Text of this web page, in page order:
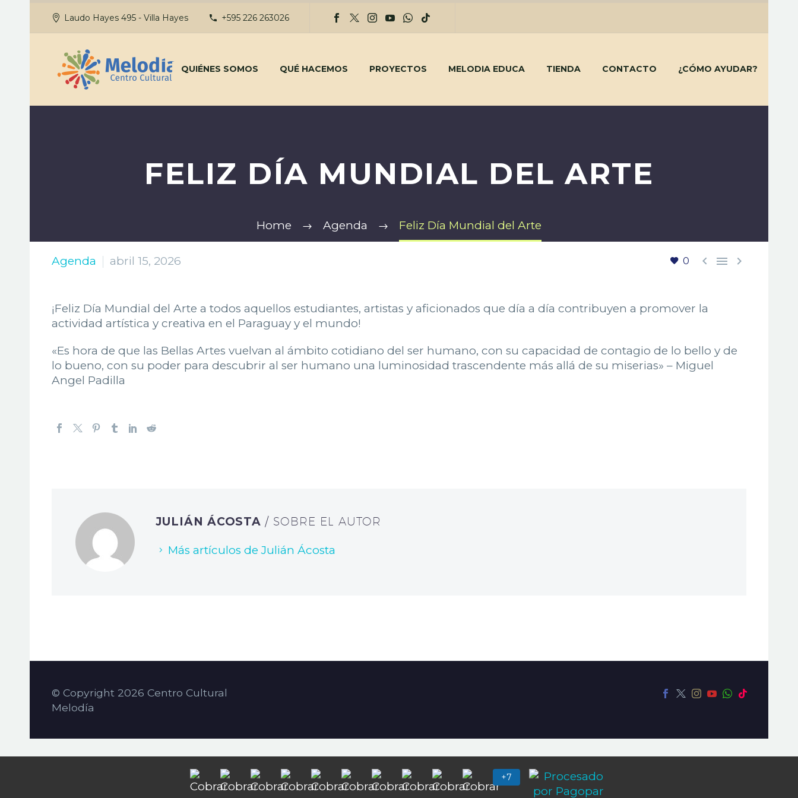
Laudo Hayes 495 - Villa Hayes +595 226 263026
QUIÉNES SOMOS QUÉ HACEMOS PROYECTOS MELODIA EDUCA TIENDA CONTACTO ¿CÓMO AYUDAR?
FELIZ DÍA MUNDIAL DEL ARTE
Home Agenda Feliz Día Mundial del Arte
0   
Agenda abril 15, 2026
¡Feliz Día Mundial del Arte a todos aquellos estudiantes, artistas y aficionados que día a día contribuyen a promover la
actividad artística y creativa en el Paraguay y el mundo!
«Es hora de que las Bellas Artes vuelvan al ámbito cotidiano del ser humano, con su capacidad de contagio de lo bello y de
lo bueno, con su poder para descubrir al ser humano una luminosidad trascendente más allá de su miserias» – Miguel
Angel Padilla
JULIÁN ÁCOSTA/ SOBRE EL AUTOR
Más artículos de Julián Ácosta
© Copyright 2026 Centro Cultural
Melodía